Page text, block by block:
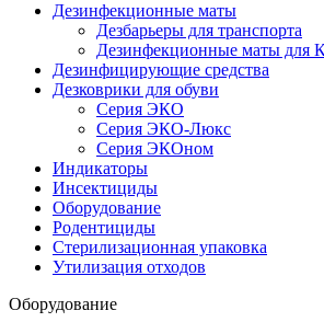
Дезинфекционные маты
Дезбарьеры для транспорта
Дезинфекционные маты для
Дезинфицирующие средства
Дезковрики для обуви
Серия ЭКО
Серия ЭКО-Люкс
Серия ЭКОном
Индикаторы
Инсектициды
Оборудование
Родентициды
Стерилизационная упаковка
Утилизация отходов
Оборудование